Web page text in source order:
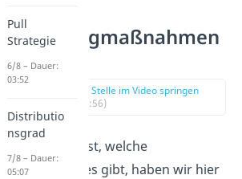
Welche
Marketingmaßnahmen
gibt es?
zur Stelle im Video springen
(01:56)
Damit du siehst, welche
Maßnahmen es gibt, haben wir hier
Pull
Strategie
6/8 – Dauer:
03:52
Distributio
nsgrad
7/8 – Dauer:
05:07